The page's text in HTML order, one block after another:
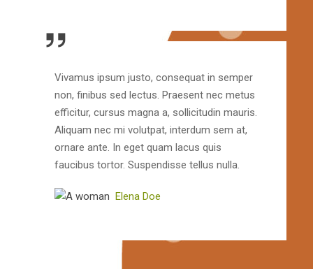
Vivamus ipsum justo, consequat in semper
non, finibus sed lectus. Praesent nec metus
efficitur, cursus magna a, sollicitudin mauris.
Aliquam nec mi volutpat, interdum sem at,
ornare ante. In eget quam lacus quis
faucibus tortor. Suspendisse tellus nulla.
Elena Doe